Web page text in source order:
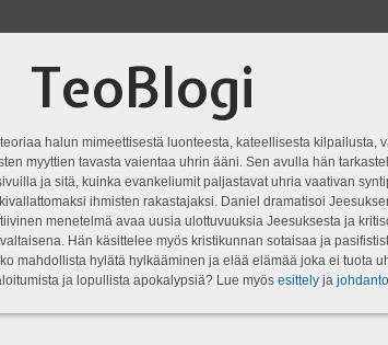
TeoBlogi
halun mimeettisestä luonteesta, kateellisesta kilpailusta,
myyttien tavasta vaientaa uhrin ääni. Sen avulla hän
ja sitä, kuinka evankeliumit paljastavat uhria vaativan
ihmisten rakastajaksi. Daniel dramatisoi
menetelmä avaa uusia ulottuvuuksia Jeesuksesta ja
Hän käsittelee myös kristikunnan sotaisaa ja
mahdollista hylätä hylkääminen ja elää elämää joka ei tuota
ja lopullista apokalypsiä? Lue myös esittelyja johdanto